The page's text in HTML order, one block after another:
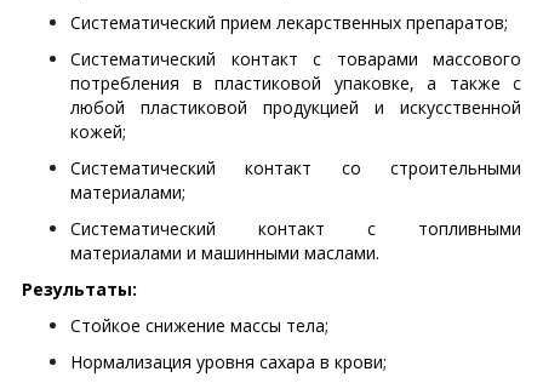
Систематический прием лекарственных препаратов;
Систематический контакт с товарами массового
потребления в пластиковой упаковке, а также с
любой пластиковой продукцией и искусственной
кожей;
Систематический контакт со строительными
материалами;
Систематический контакт с топливными
материалами и машинными маслами.
Результаты:
Стойкое снижение массы тела;
Нормализация уровня сахара в крови;